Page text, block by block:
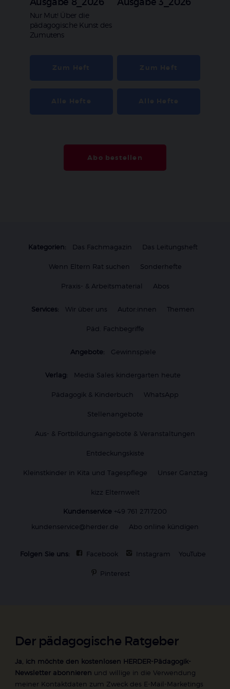
:
Nur Mut! Über die
pädagogische Kunst des
Zumutens
Abo bestellen
Kategorien: Das Fachmagazin Das Leitungsheft
Wenn Eltern Rat suchen Sonderhefte
Praxis- & Arbeitsmaterial Abos
Services: Wir über uns Autor:innen Themen
Päd. Fachbegriffe
Angebote: Gewinnspiele
Verlag: Media Sales kindergarten heute
Pädagogik & Kinderbuch WhatsApp
Stellenangebote
Aus- & Fortbildungsangebote & Veranstaltungen
Entdeckungskiste
Kleinstkinder in Kita und Tagespflege Unser Ganztag
kizz Elternwelt
Kundenservice +49 761 2717200
kundenservice@herder.de
Abo online kündigen
Folgen Sie uns: Facebook Instagram YouTube
Pinterest
Der pädagogische Ratgeber
Ja, ich möchte den kostenlosen HERDER-Pädagogik-
Newsletter abonnieren und willige in die Verwendung
meiner Kontaktdaten zum Zweck des E-Mail-Marketings